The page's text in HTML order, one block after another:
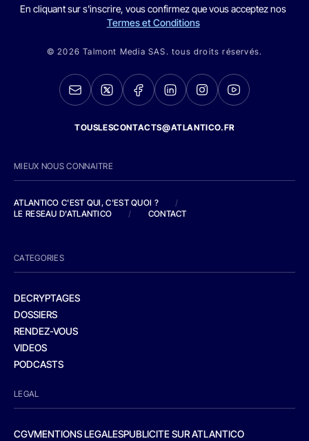
En cliquant sur s'inscrire, vous confirmez que vous acceptez nos
Termes et Conditions
© 2026 Talmont Media SAS. tous droits réservés.
TOUSLESCONTACTS@ATLANTICO.FR
MIEUX NOUS CONNAITRE
ATLANTICO C'EST QUI, C'EST QUOI ?
/
LE RESEAU D'ATLANTICO
/ CONTACT
CATEGORIES
DECRYPTAGES
DOSSIERS
RENDEZ-VOUS
VIDEOS
PODCASTS
LEGAL
CGVMENTIONS LEGALESPUBLICITE SUR ATLANTICO